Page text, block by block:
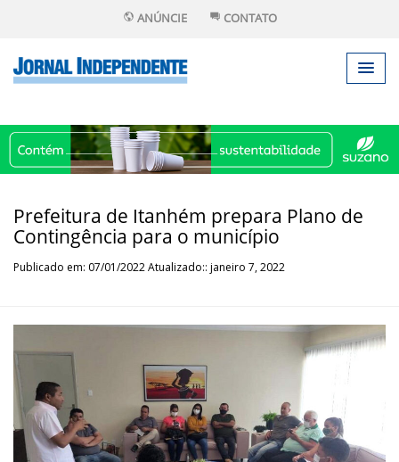
ANÚNCIE CONTATO
Prefeitura de Itanhém prepara Plano de
Contingência para o município
Publicado em: 07/01/2022 Atualizado:: janeiro 7, 2022